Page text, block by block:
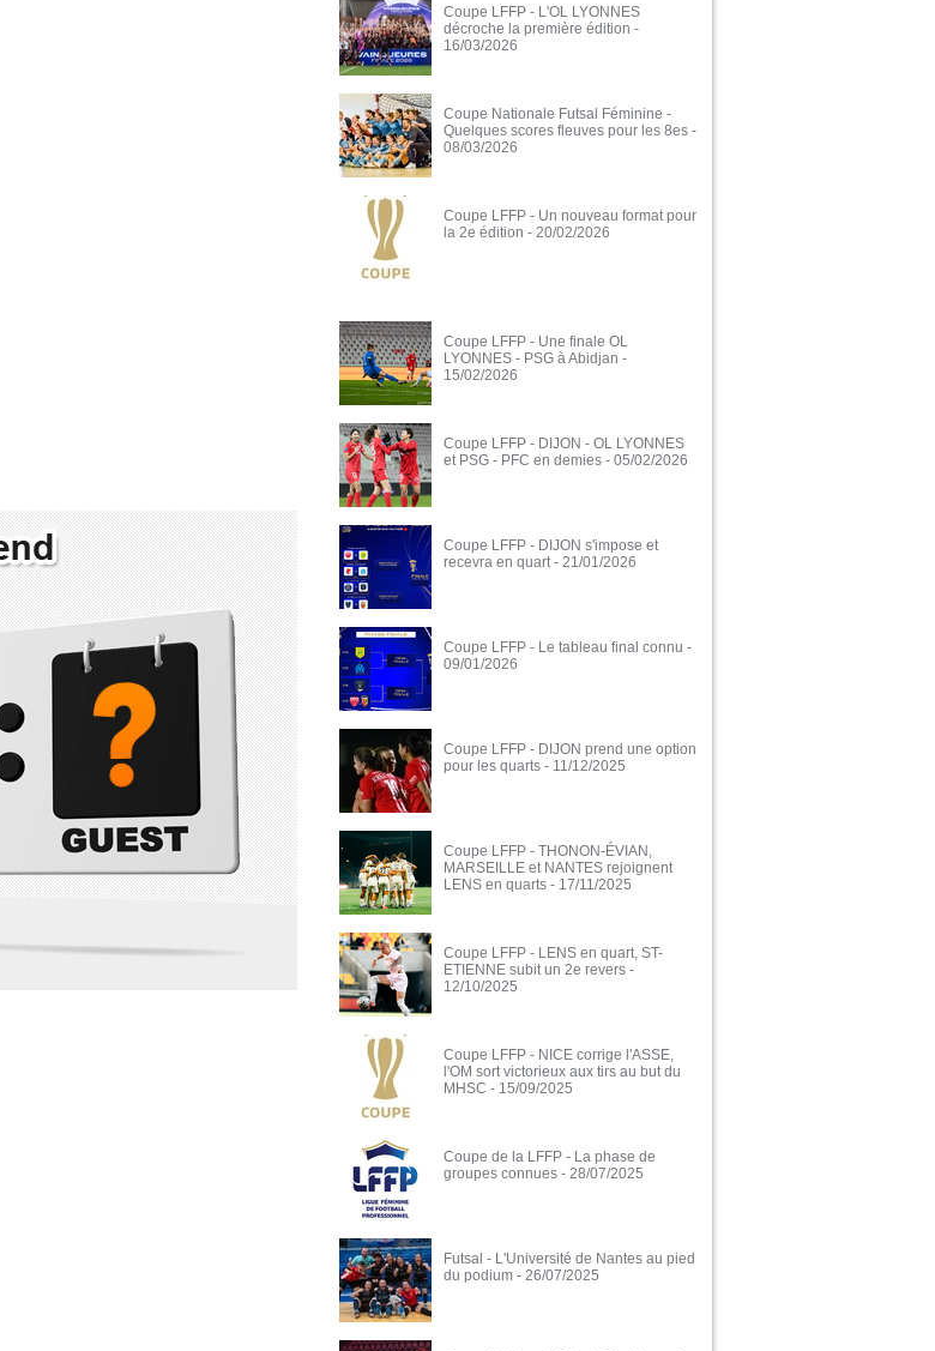
Coupe LFFP - L'OL LYONNES
décroche la première édition -
16/03/2026
Coupe Nationale Futsal Féminine -
Quelques scores fleuves pour les 8es -
08/03/2026
Coupe LFFP - Un nouveau format pour
la 2e édition - 20/02/2026
Coupe LFFP - Une finale OL
LYONNES - PSG à Abidjan -
15/02/2026
Coupe LFFP - DIJON - OL LYONNES
et PSG - PFC en demies - 05/02/2026
Coupe LFFP - DIJON s'impose et
recevra en quart - 21/01/2026
Coupe LFFP - Le tableau final connu -
09/01/2026
Coupe LFFP - DIJON prend une option
pour les quarts - 11/12/2025
Coupe LFFP - THONON-ÉVIAN,
MARSEILLE et NANTES rejoignent
LENS en quarts - 17/11/2025
Coupe LFFP - LENS en quart, ST-
ETIENNE subit un 2e revers -
12/10/2025
Coupe LFFP - NICE corrige l'ASSE,
l'OM sort victorieux aux tirs au but du
MHSC - 15/09/2025
Coupe de la LFFP - La phase de
groupes connues - 28/07/2025
Futsal - L'Université de Nantes au pied
du podium - 26/07/2025